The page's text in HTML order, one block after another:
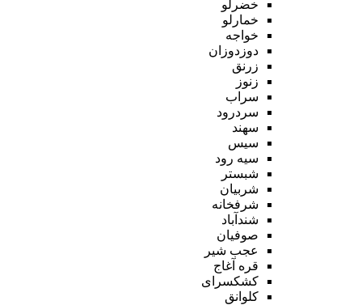
خضرلو
خمارلو
خواجه
دوزدوزان
زرنق
زنوز
سراب
سردرود
سهند
سیس
سیه رود
شبستر
شربیان
شرفخانه
شندآباد
صوفیان
عجب شیر
قره آغاج
کشکسرای
کلوانق